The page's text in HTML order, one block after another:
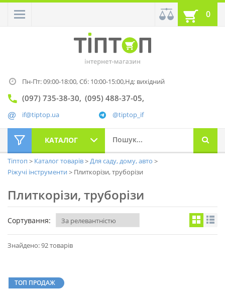
0
Пн-Пт: 09:00-18:00,Сб: 10:00-15:00,Нд: вихідний
(097) 735-38-30 (095) 488-37-05
@tiptop_if
if@tiptop.ua
КАТАЛОГ
Тіптоп Каталог товарів
Для саду, дому, авто
Ріжучі інструменти
Плиткорізи, труборізи
Плиткорізи, труборізи
Сортування:
Знайдено: 92 товарів
ТОП ПРОДАЖ